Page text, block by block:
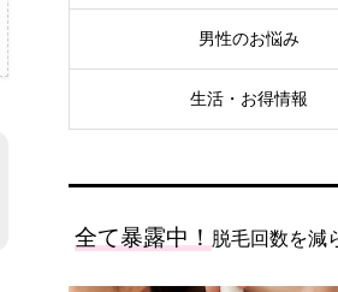
男性のお悩み
生活・お得情報
全て暴露中！ 脱毛回数を減